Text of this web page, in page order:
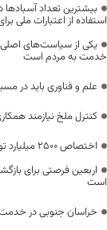
بیشترین تعداد
استفاده از اعتبارات ملی
یکی از سیاست‌های
خدمت به مردم است
علم و فناوری باید در
کنترل ملخ نیازمند
اختصاص 2500 میلیارد تومان برای توسعه راه‌های دوبانده خراسان جنوبی
اربعین فرصتی برای
است
خراسان جنوبی در